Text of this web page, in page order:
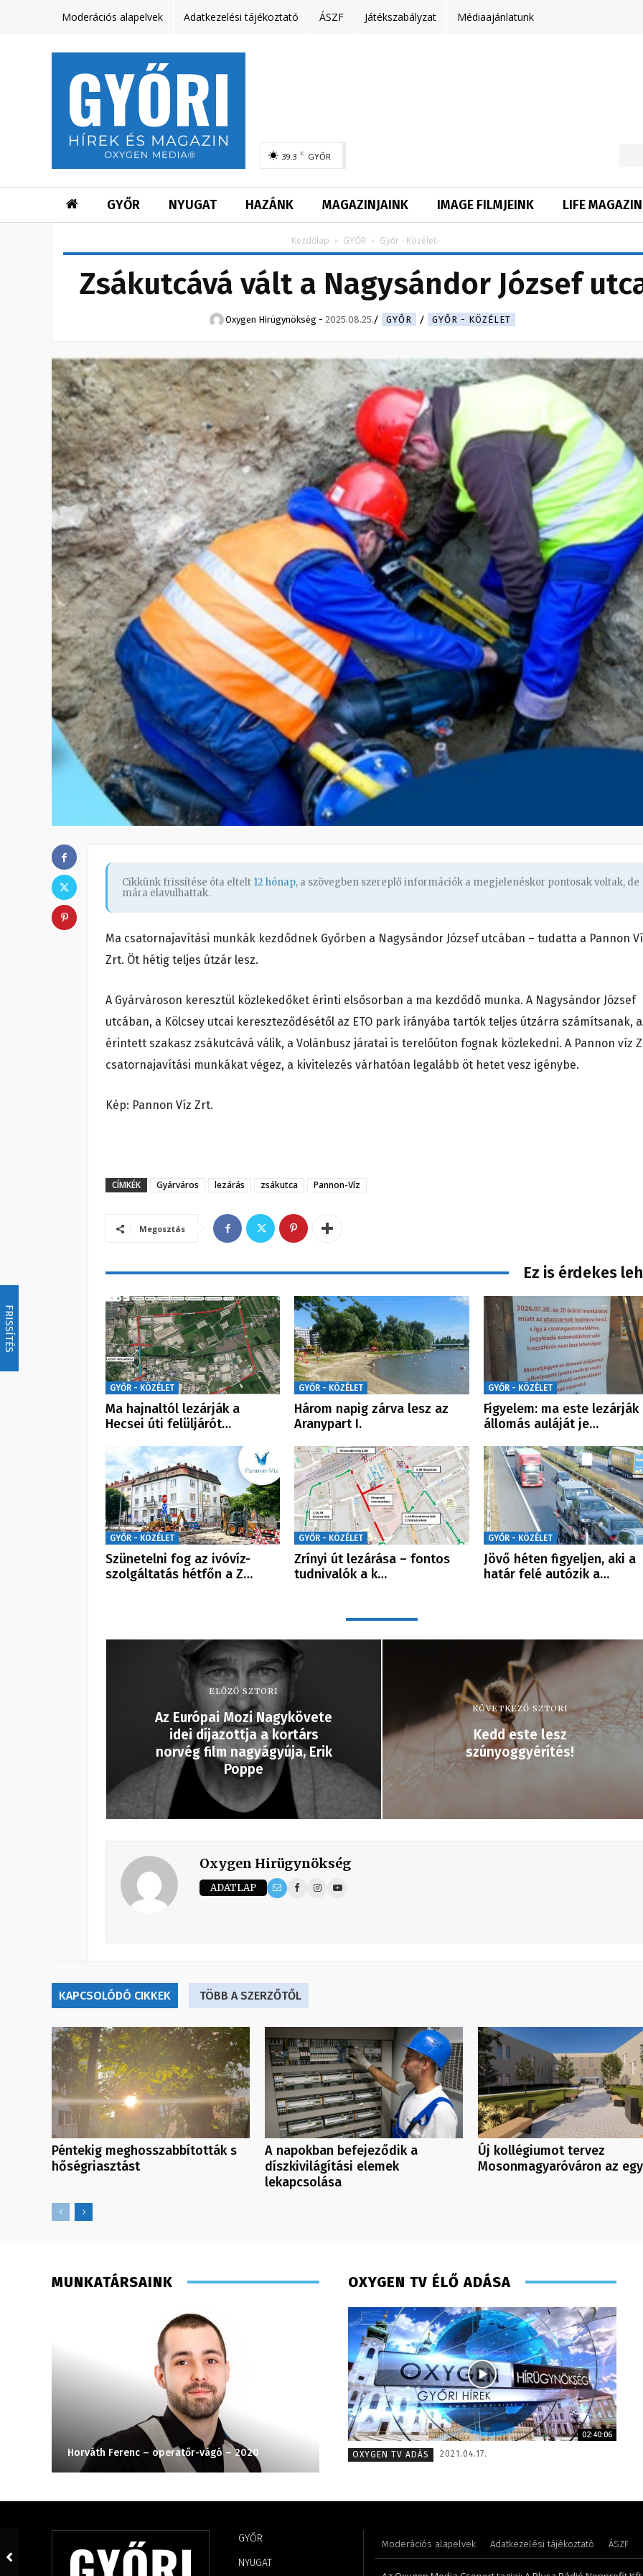
FRISSÍTÉS
Moderációs alapelvek Adatkezelési tájékoztató ÁSZF Játékszabályzat Médiaajánlatunk
39.3 C GYŐR
GYŐR NYUGAT HAZÁNK MAGAZINJAINK IMAGE FILMJEINK LIFE MAGAZIN
Kezdőlap GYŐR Győr - Közélet
Zsákutcává vált a Nagysándor József
Oxygen Hirügynökség - 2025.08.25. GYŐR GYŐR - KÖZÉLET
Cikkünk frissítése óta eltelt 12 hónap, a szövegben szereplő információk a megjelenéskor pontosak voltak, de
mára elavulhattak.
Ma csatornajavítási munkák kezdődnek Győrben a Nagysándor József utcában – tudatta a Pannon
Zrt. Öt hétig teljes útzár lesz.
A Gyárvároson keresztül közlekedőket érinti elsősorban a ma kezdődő munka. A Nagysándor József
utcában, a Kölcsey utcai kereszteződésétől az ETO park irányába tartók teljes útzárra számítsanak,
érintett szakasz zsákutcává válik, a Volánbusz járatai is terelőúton fognak közlekedni. A Pannon víz
csatornajavítási munkákat végez, a kivitelezés várhatóan legalább öt hetet vesz igénybe.
Kép: Pannon Víz Zrt.
CÍMKÉK Gyárváros lezárás zsákutca Pannon-Víz
Megosztás
Ez is érdekes
GYŐR - KÖZÉLET
Ma hajnaltól lezárják a
Hecsei úti felüljárót…
GYŐR - KÖZÉLET
Három napig zárva lesz az
Aranypart I.
GYŐR - KÖZÉLET
Figyelem: ma este lezárják
állomás auláját je…
GYŐR - KÖZÉLET
Szünetelni fog az ivóvíz-
szolgáltatás hétfőn a Z…
GYŐR - KÖZÉLET
Zrínyi út lezárása – fontos
tudnivalók a k…
GYŐR - KÖZÉLET
Jövő héten figyeljen, aki a
határ felé autózik a…
ELŐZŐ SZTORI
Az Európai Mozi Nagykövete
idei díjazottja a kortárs
norvég film nagyágyúja, Erik
Poppe
KÖVETKEZŐ SZTORI
Kedd este lesz
szúnyoggyérítés!
Oxygen Hirügynökség
ADATLAP
KAPCSOLÓDÓ CIKKEK TÖBB A SZERZŐTŐL
Péntekig meghosszabbították s
hőségriasztást
A napokban befejeződik a
díszkivilágítási elemek
lekapcsolása
Új kollégiumot tervez
Mosonmagyaróváron az
MUNKATÁRSAINK
Horváth Ferenc – operatőr-vágó – 2020 Meronka Péter – programigazgató – 2008 Tóth
OXYGEN TV ÉLŐ ADÁSA
02:40:06
OXYGEN TV ADÁS
2021.04.17.
GYŐR
NYUGAT
Moderációs alapelvek Adatkezelési tájékoztató ÁSZF